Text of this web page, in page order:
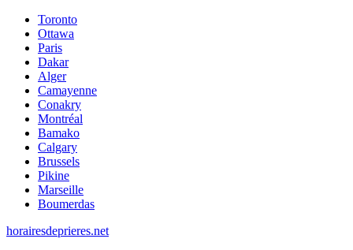
Toronto
Ottawa
Paris
Dakar
Alger
Camayenne
Conakry
Montréal
Bamako
Calgary
Brussels
Pikine
Marseille
Boumerdas
horairesdeprieres.net